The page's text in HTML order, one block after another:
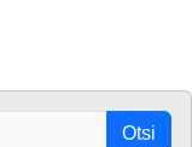
Otsi